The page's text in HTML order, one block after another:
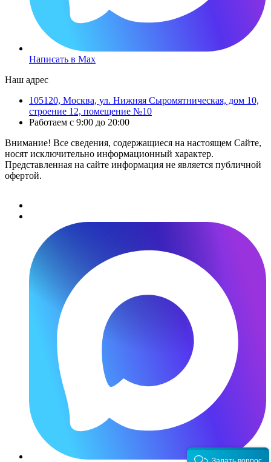
Написать в Max
Наш адрес
105120, Москва, ул. Нижняя Сыромятническая, дом 10,
строение 12, помещение №10
Работаем с 9:00 до 20:00
Внимание! Все сведения, содержащиеся на настоящем Сайте,
носят исключительно информационный характер.
Представленная на сайте информация не является публичной
офертой.